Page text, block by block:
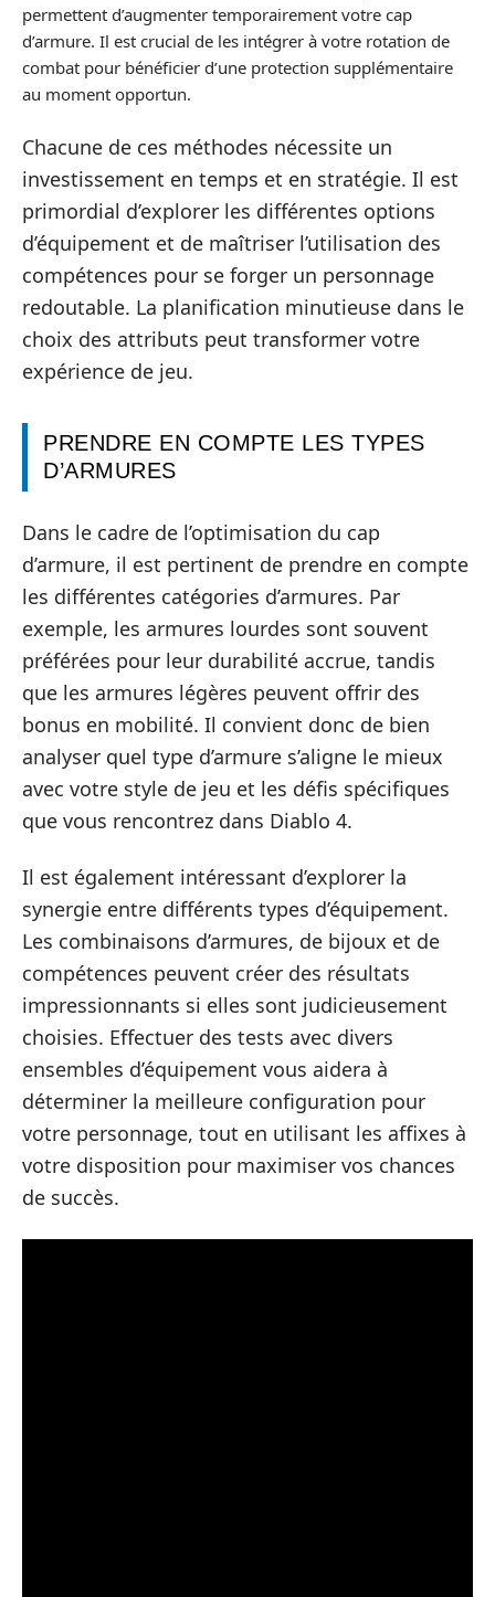
permettent d’augmenter temporairement votre cap
d’armure. Il est crucial de les intégrer à votre rotation de
combat pour bénéficier d’une protection supplémentaire
au moment opportun.
Chacune de ces méthodes nécessite un
investissement en temps et en stratégie. Il est
primordial d’explorer les différentes options
d’équipement et de maîtriser l’utilisation des
compétences pour se forger un personnage
redoutable. La planification minutieuse dans le
choix des attributs peut transformer votre
expérience de jeu.
PRENDRE EN COMPTE LES TYPES
D’ARMURES
Dans le cadre de l’optimisation du cap
d’armure, il est pertinent de prendre en compte
les différentes catégories d’armures. Par
exemple, les armures lourdes sont souvent
préférées pour leur durabilité accrue, tandis
que les armures légères peuvent offrir des
bonus en mobilité. Il convient donc de bien
analyser quel type d’armure s’aligne le mieux
avec votre style de jeu et les défis spécifiques
que vous rencontrez dans Diablo 4.
Il est également intéressant d’explorer la
synergie entre différents types d’équipement.
Les combinaisons d’armures, de bijoux et de
compétences peuvent créer des résultats
impressionnants si elles sont judicieusement
choisies. Effectuer des tests avec divers
ensembles d’équipement vous aidera à
déterminer la meilleure configuration pour
votre personnage, tout en utilisant les affixes à
votre disposition pour maximiser vos chances
de succès.